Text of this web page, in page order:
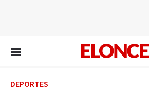
DEPORTES